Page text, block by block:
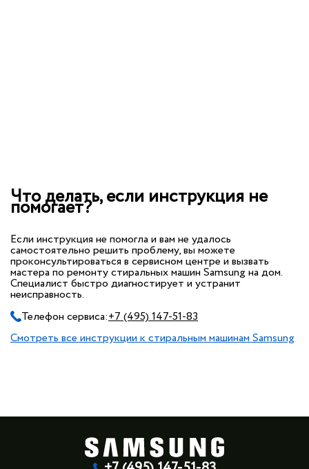
Что делать, если инструкция не
помогает?
Если инструкция не помогла и вам не удалось
самостоятельно решить проблему, вы можете
проконсультироваться в сервисном центре и вызвать
мастера по ремонту стиральных машин Samsung на дом.
Специалист быстро диагностирует и устранит
неисправность.
Телефон сервиса:+7 (495) 147-51-83
Смотреть все инструкции к стиральным машинам Samsung